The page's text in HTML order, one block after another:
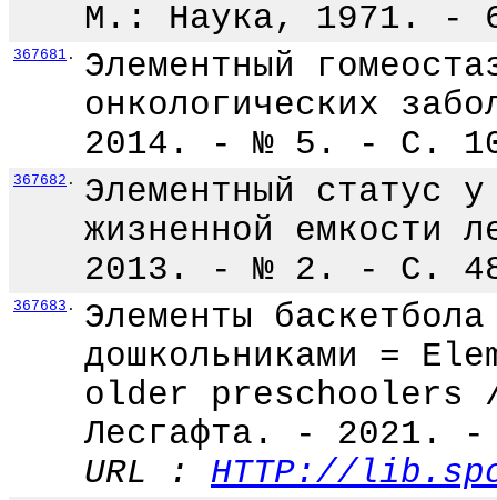
М.: Наука, 1971. -
367681 .
Элементный
онкологических
2014. - № 5. - С.
367682 .
Элементный статус
жизненной
2013. - № 2. - С.
367683 .
Элементы
дошкольниками =
older preschoolers
Лесгафта. -
URL : HTTP://